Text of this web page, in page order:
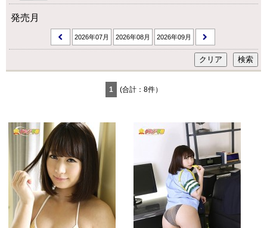
発売月
2026年07月 2026年08月 2026年09月
1 (合計：8件）